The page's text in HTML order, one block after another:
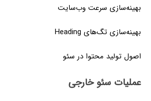
بهینه‌سازی سرعت وب‌سایت
بهینه‌سازی تگ‌های Heading
اصول تولید محتوا در سئو
عملیات سئو خارجی